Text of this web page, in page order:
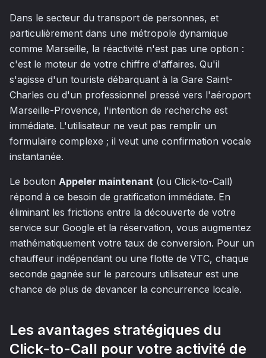
Dans le secteur du transport de personnes, et
particulièrement dans une métropole dynamique
comme Marseille, la réactivité n'est pas une option :
c'est le moteur de votre chiffre d'affaires. Qu'il
s'agisse d'un touriste débarquant à la Gare Saint-
Charles ou d'un professionnel pressé vers l'aéroport
Marseille-Provence, l'intention de recherche est
immédiate. L'utilisateur ne veut pas remplir un
formulaire complexe ; il veut une confirmation vocale
instantanée.
Le bouton Appeler maintenant (ou Click-to-Call)
répond à ce besoin de gratification immédiate. En
éliminant les frictions entre la découverte de votre
service sur Google et la réservation, vous augmentez
mathématiquement votre taux de conversion. Pour un
chauffeur indépendant ou une flotte de VTC, chaque
seconde gagnée sur le parcours utilisateur est une
chance de plus de devancer la concurrence locale.
Les avantages stratégiques du
Click-to-Call pour votre activité de